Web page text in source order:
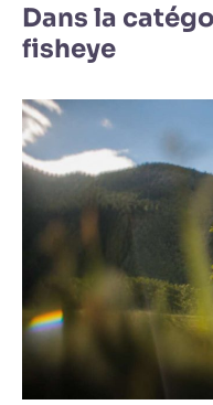
Dans la
fisheye